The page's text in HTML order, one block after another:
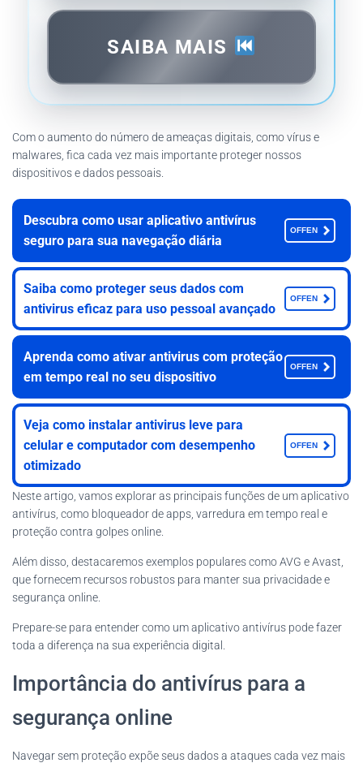
SAIBA MAIS
Com o aumento do número de ameaças digitais, como vírus e
malwares, fica cada vez mais importante proteger nossos
dispositivos e dados pessoais.
Descubra como usar aplicativo antivírus
seguro para sua navegação diária
OFFEN
Saiba como proteger seus dados com
antivirus eficaz para uso pessoal avançado
OFFEN
Aprenda como ativar antivirus com proteção
em tempo real no seu dispositivo
OFFEN
Veja como instalar antivirus leve para
celular e computador com desempenho
otimizado
OFFEN
Neste artigo, vamos explorar as principais funções de um aplicativo
antivírus, como bloqueador de apps, varredura em tempo real e
proteção contra golpes online.
Além disso, destacaremos exemplos populares como AVG e Avast,
que fornecem recursos robustos para manter sua privacidade e
segurança online.
Prepare-se para entender como um aplicativo antivírus pode fazer
toda a diferença na sua experiência digital.
Importância do antivírus para a
segurança online
Navegar sem proteção expõe seus dados a ataques cada vez mais